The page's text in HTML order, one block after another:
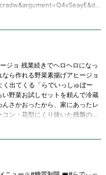
みます！！ #らでぃっしゅ
し
なら作れる野菜素揚げアヒージョ
い野菜お試しセットを頼んで冷蔵
んさかおったから、家にあったレ
コン・花型にくり抜いた残骸の人
つが旨みたっぷりで美味しいのな
なに美味しいんやったらしめじと